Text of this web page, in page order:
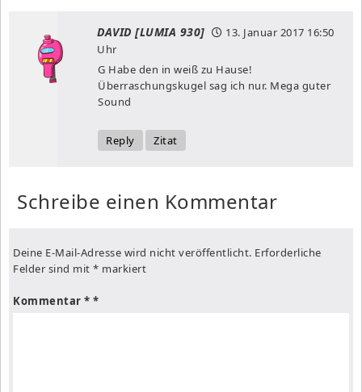
DAVID [LUMIA 930] 13. Januar 2017 16:50
Uhr
G Habe den in weiß zu Hause!
Überraschungskugel sag ich nur. Mega guter
Sound
Reply Zitat
Schreibe einen Kommentar
Deine E-Mail-Adresse wird nicht veröffentlicht. Erforderliche
Felder sind mit * markiert
Kommentar *